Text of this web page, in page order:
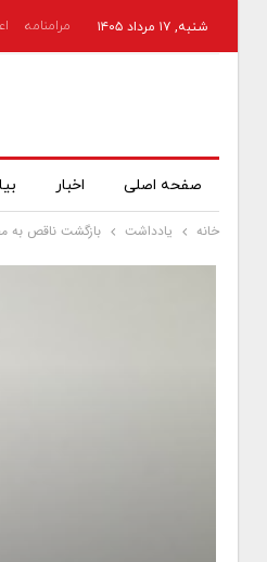
شنبه, ۱۷ مرداد ۱۴۰۵ مرامنامه
صفحه اصلی اخبار
خانه یادداشت بازگشت ناقص به